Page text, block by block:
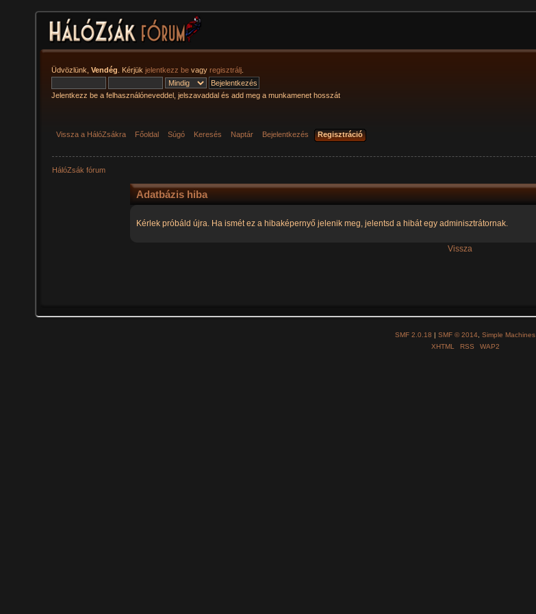
Üdvözlünk, Vendég . Kérjük jelentkezz be vagy regisztrálj
Jelentkezz be a felhasználóneveddel, jelszavaddal és add meg a munkamenet hosszát
Vissza a HálóZsákra Főoldal Súgó Keresés Naptár Bejelentkezés Regisztráció
HálóZsák fórum
Adatbázis hiba
Kérlek próbáld újra. Ha ismét ez a hibaképernyő jelenik meg, jelentsd a hibát egy adminisztrátornak.
Vissza
SMF 2.0.18 | SMF © 2014, Simple Machines
XHTML
RSS WAP2